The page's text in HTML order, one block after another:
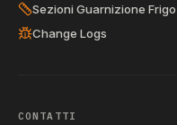
Sezioni Guarnizione Frigo
Change Logs
CONTATTI